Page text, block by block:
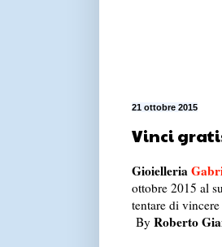
21 ottobre 2015
Vinci
Gioielleria
ottobre 2015 al
tentare di
By Roberto